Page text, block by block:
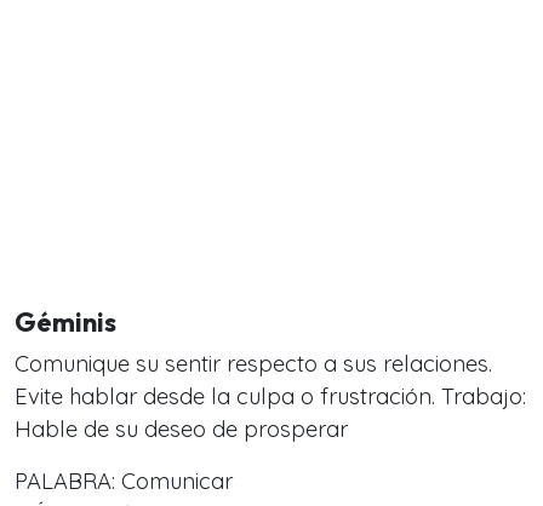
Géminis
Comunique su sentir respecto a sus relaciones.
Evite hablar desde la culpa o frustración. Trabajo:
Hable de su deseo de prosperar
PALABRA: Comunicar